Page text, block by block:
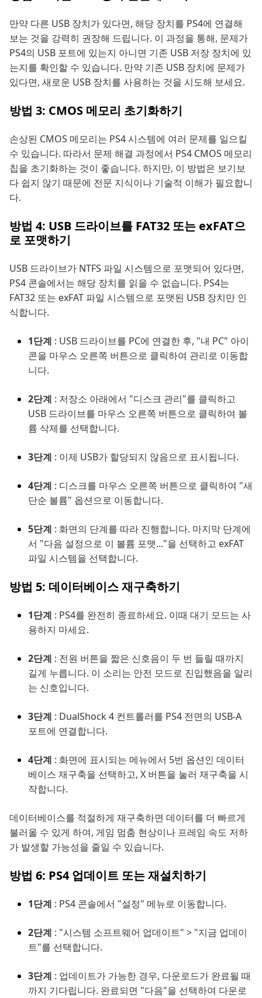
만약 다른 USB 장치가 있다면, 해당 장치를 PS4에 연결해
보는 것을 강력히 권장해 드립니다. 이 과정을 통해, 문제가
PS4의 USB 포트에 있는지 아니면 기존 USB 저장 장치에 있
는지를 확인할 수 있습니다. 만약 기존 USB 장치에 문제가
있다면, 새로운 USB 장치를 사용하는 것을 시도해 보세요.
방법 3: CMOS 메모리 초기화하기
손상된 CMOS 메모리는 PS4 시스템에 여러 문제를 일으킬
수 있습니다. 따라서 문제 해결 과정에서 PS4 CMOS 메모리
칩을 초기화하는 것이 좋습니다. 하지만, 이 방법은 보기보
다 쉽지 않기 때문에 전문 지식이나 기술적 이해가 필요합니
다.
방법 4: USB 드라이브를 FAT32 또는 exFAT으
로 포맷하기
USB 드라이브가 NTFS 파일 시스템으로 포맷되어 있다면,
PS4 콘솔에서는 해당 장치를 읽을 수 없습니다. PS4는
FAT32 또는 exFAT 파일 시스템으로 포맷된 USB 장치만 인
식합니다.
1단계 : USB 드라이브를 PC에 연결한 후, "내 PC" 아이
콘을 마우스 오른쪽 버튼으로 클릭하여 관리로 이동합
니다.
2단계 : 저장소 아래에서 "디스크 관리"를 클릭하고
USB 드라이브를 마우스 오른쪽 버튼으로 클릭하여 볼
륨 삭제를 선택합니다.
3단계 : 이제 USB가 할당되지 않음으로 표시됩니다.
4단계 : 디스크를 마우스 오른쪽 버튼으로 클릭하여 "새
단순 볼륨" 옵션으로 이동합니다.
5단계 : 화면의 단계를 따라 진행합니다. 마지막 단계에
서 "다음 설정으로 이 볼륨 포맷..."을 선택하고 exFAT
파일 시스템을 선택합니다.
방법 5: 데이터베이스 재구축하기
1단계 : PS4를 완전히 종료하세요. 이때 대기 모드는 사
용하지 마세요.
2단계 : 전원 버튼을 짧은 신호음이 두 번 들릴 때까지
길게 누릅니다. 이 소리는 안전 모드로 진입했음을 알리
는 신호입니다.
3단계 : DualShock 4 컨트롤러를 PS4 전면의 USB-A
포트에 연결합니다.
4단계 : 화면에 표시되는 메뉴에서 5번 옵션인 데이터
베이스 재구축을 선택하고, X 버튼을 눌러 재구축을 시
작합니다.
데이터베이스를 적절하게 재구축하면 데이터를 더 빠르게
불러올 수 있게 하여, 게임 멈춤 현상이나 프레임 속도 저하
가 발생할 가능성을 줄일 수 있습니다.
방법 6: PS4 업데이트 또는 재설치하기
1단계 : PS4 콘솔에서 "설정" 메뉴로 이동합니다.
2단계 : "시스템 소프트웨어 업데이트" > "지금 업데이
트"를 선택합니다.
3단계 : 업데이트가 가능한 경우, 다운로드가 완료될 때
까지 기다립니다. 완료되면 "다음"을 선택하여 다운로